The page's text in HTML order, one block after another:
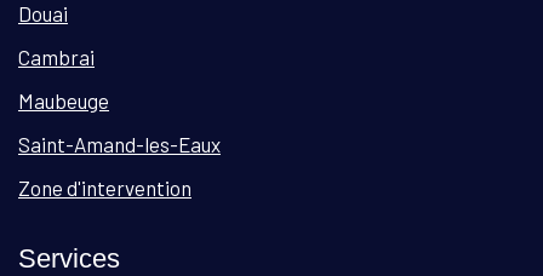
Douai
Cambrai
Maubeuge
Saint-Amand-les-Eaux
Zone d'intervention
Services